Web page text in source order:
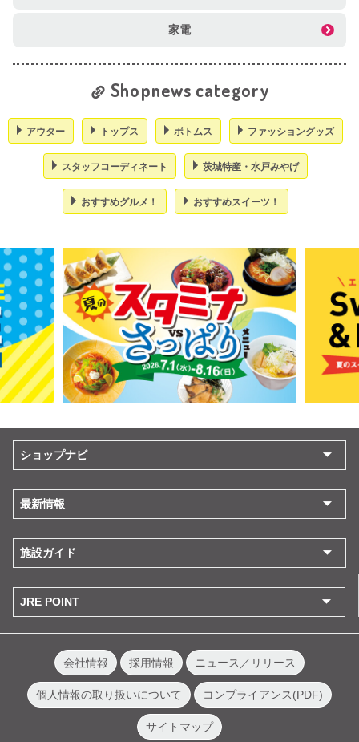
家電
Shopnews category
アウター トップス ボトムス ファッショングッズ
スタッフコーディネート 茨城特産・水戸みやげ
おすすめグルメ！ おすすめスイーツ！
ショップナビ
最新情報
施設ガイド
JRE POINT
会社情報 採用情報 ニュース／リリース
個人情報の取り扱いについて コンプライアンス(PDF)
サイトマップ